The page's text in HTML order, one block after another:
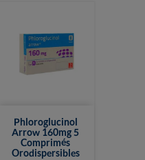
Phloroglucinol
Arrow 160mg 5
Comprimés
Orodispersibles